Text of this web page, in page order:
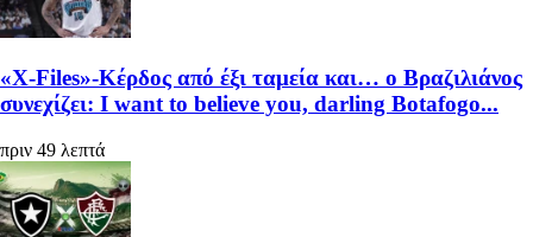
«X-Files»-Κέρδος από έξι ταμεία και… ο Βραζιλιάνος
συνεχίζει: I want to believe you, darling Botafogo...
πριν 49 λεπτά